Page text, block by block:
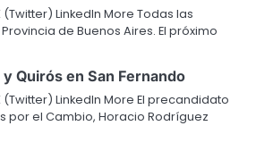
LinkedIn More Todas las
de Buenos Aires. El próximo
Quirós en San Fernando
LinkedIn More El precandidato
por el Cambio, Horacio Rodríguez